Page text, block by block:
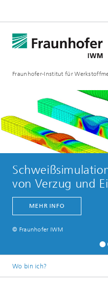
Fraunhofer-Institut für
von Verzug und
MEHR INFO
© Fraunhofer IWM
Wo bin ich?